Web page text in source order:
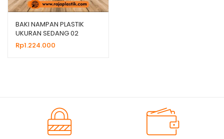
BAKI NAMPAN PLASTIK
UKURAN SEDANG 02
SUPER, JUAL HARGA
MURAH
Rp1.224.000